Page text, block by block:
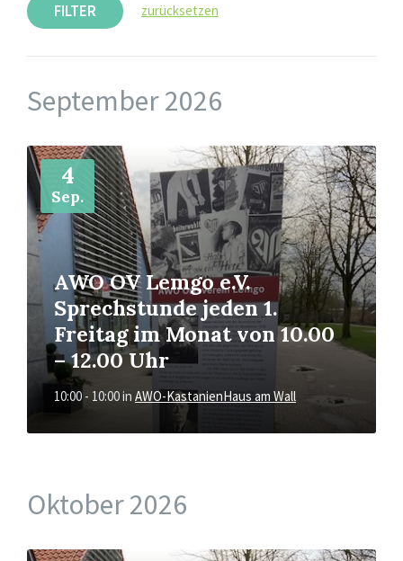
FILTER zurücksetzen
September 2026
4
Sep.
AWO OV Lemgo e.V.
Sprechstunde jeden 1.
Freitag im Monat von 10.00
– 12.00 Uhr
10:00 - 10:00in AWO-KastanienHaus am Wall
Mehr
Oktober 2026
Mehr